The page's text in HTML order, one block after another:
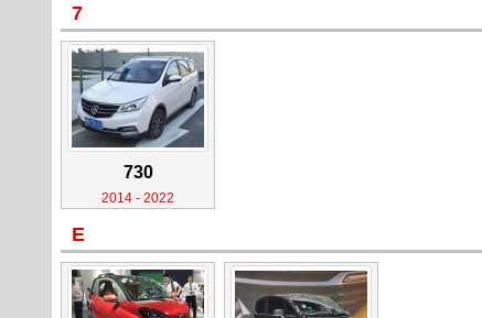
7
730
2014 - 2022
E